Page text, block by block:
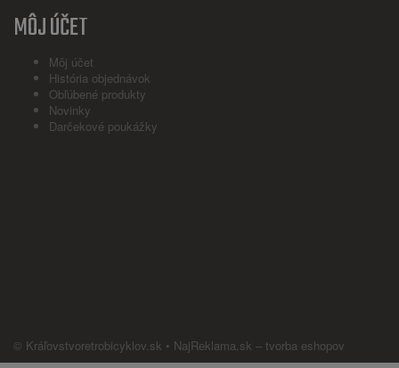
MÔJ ÚČET
Môj účet
História objednávok
Obľúbené produkty
Novinky
Darčekové poukážky
© Kráľovstvoretrobicyklov.sk • NajReklama.sk – tvorba eshopov